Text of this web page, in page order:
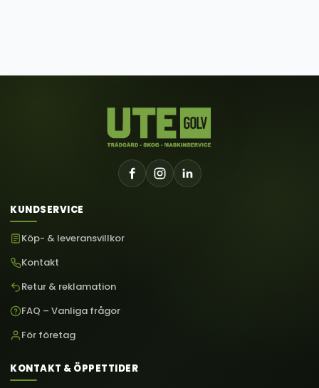
KUNDSERVICE
Köp- & leveransvillkor
Kontakt
Retur & reklamation
FAQ – Vanliga frågor
För företag
KONTAKT & ÖPPETTIDER